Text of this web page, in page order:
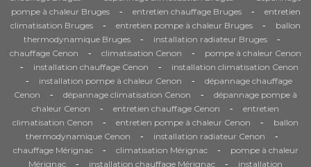
pompe à chaleur Bruges
- entretien chauffage Bruges -
entretien
climatisation Bruges
- entretien pompe à chaleur Bruges -
ballon
thermodynamique Bruges
- installation radiateur Bruges -
chauffage Cenon - climatisation Cenon - pompe à chaleur Cenon
- installation chauffage Cenon - installation climatisation Cenon
- installation pompe à chaleur Cenon -
dépannage chauffage
Cenon
- dépannage climatisation Cenon -
dépannage pompe à
chaleur Cenon
- entretien chauffage Cenon -
entretien
climatisation Cenon
- entretien pompe à chaleur Cenon -
ballon
thermodynamique Cenon
- installation radiateur Cenon -
chauffage Mérignac - climatisation Mérignac -
pompe à chaleur
Mérignac
- installation chauffage Mérignac -
installation